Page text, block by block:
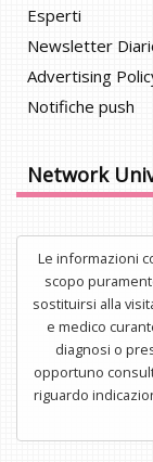
Esperti
Newsletter
Advertising
Notifiche push
Network
Le informazioni
scopo
sostituirsi alla
e medico
diagnosi o
opportuno
riguardo